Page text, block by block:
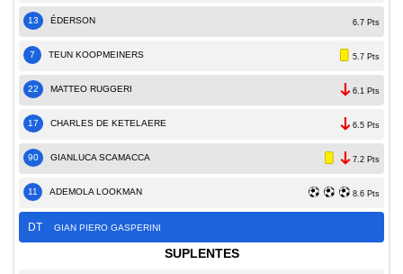
13 ÉDERSON 6.7 Pts
7 TEUN KOOPMEINERS 5.7 Pts
22 MATTEO RUGGERI 6.1 Pts
17 CHARLES DE KETELAERE 6.5 Pts
90 GIANLUCA SCAMACCA 7.2 Pts
11 ADEMOLA LOOKMAN 8.6 Pts
DT GIAN PIERO GASPERINI
SUPLENTES